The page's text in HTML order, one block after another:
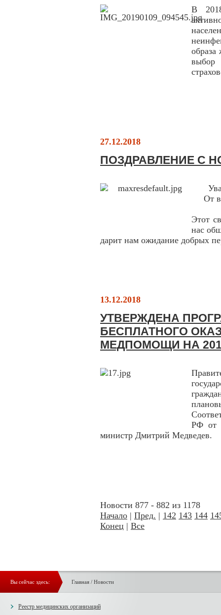
В
образа
27.12.2018
ПОЗДРАВЛЕНИЕ С
От
Этот
нас
дарит нам ожидание добрых
13.12.2018
УТВЕРЖДЕНА
БЕСПЛАТНОГО
МЕДПОМОЩИ НА
РФ от
министр Дмитрий Медведев.
Новости 877 - 882 из 1178
Начало | Пред. | 142 143 144
Конец | Все
Вы сейчас здесь: Главная/ Новости
Реестр медицинских организаций